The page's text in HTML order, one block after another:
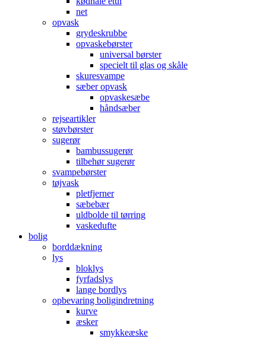
net
opvask
grydeskrubbe
opvaskebørster
universal børster
specielt til glas og skåle
skuresvampe
sæber opvask
opvaskesæbe
håndsæber
rejseartikler
støvbørster
sugerør
bambussugerør
tilbehør sugerør
svampebørster
tøjvask
pletfjerner
sæbebær
uldbolde til tørring
vaskedufte
bolig
borddækning
lys
bloklys
fyrfadslys
lange bordlys
opbevaring boligindretning
kurve
æsker
smykkeæske